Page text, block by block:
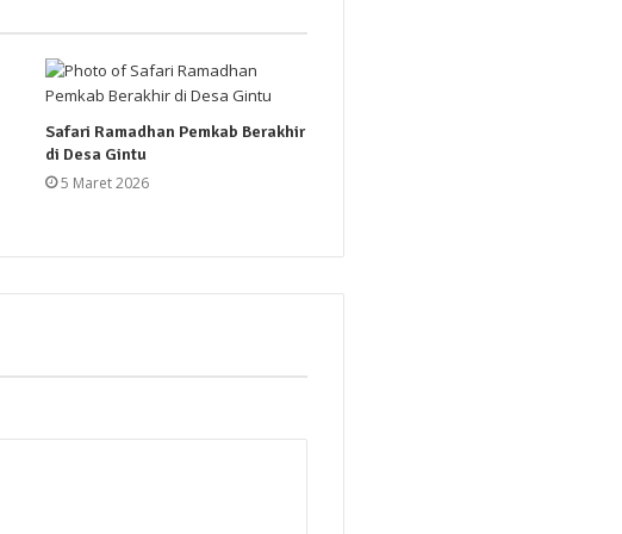
Safari Ramadhan Pemkab Berakhir
di Desa Gintu
5 Maret 2026